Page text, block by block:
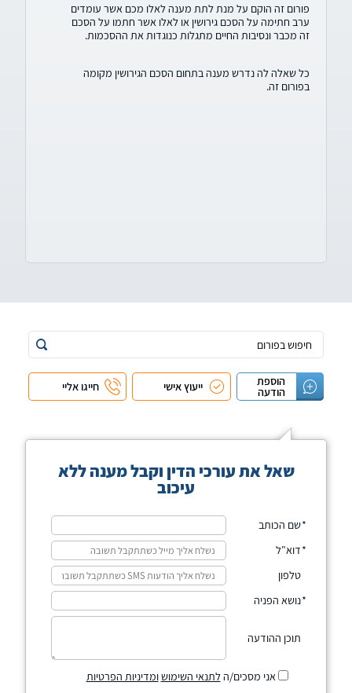
משפטי מיטבי. פועל יוצא מכך עריכת הסכם גרושין התפור למידות
הלקוח והשומר עליו ועל זכויותיו לשנים קדימה
פורום זה הוקם על מנת לתת מענה לאלו מכם אשר עומדים
ערב חתימה על הסכם גירושין או לאלו אשר חתמו על הסכם
זה מכבר ונסיבות החיים מתגלות כנוגדות את ההסכמות.
כל שאלה לה נדרש מענה בתחום הסכם הגירושין מקומה
בפורום זה.
הוספת
הודעה ייעוץ אישי חייגו אליי
שאל את עורכי הדין וקבל מענה ללא
עיכוב
שם הכותב
דוא"ל
טלפון
נושא הפניה
תוכן ההודעה
אני מסכים/הלתנאי השימושומדיניות הפרטיות